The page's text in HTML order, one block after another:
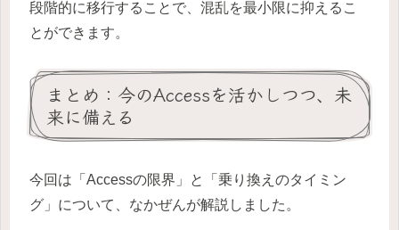
段階的に移行することで、混乱を最小限に抑えるこ
とができます。
まとめ：今のAccessを活かしつつ、未
来に備える
今回は「Accessの限界」と「乗り換えのタイミン
グ」について、なかぜんが解説しました。